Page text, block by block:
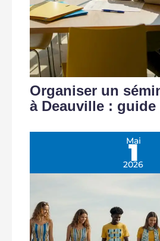
Organiser un
à Deauville :
Mai
1
2026